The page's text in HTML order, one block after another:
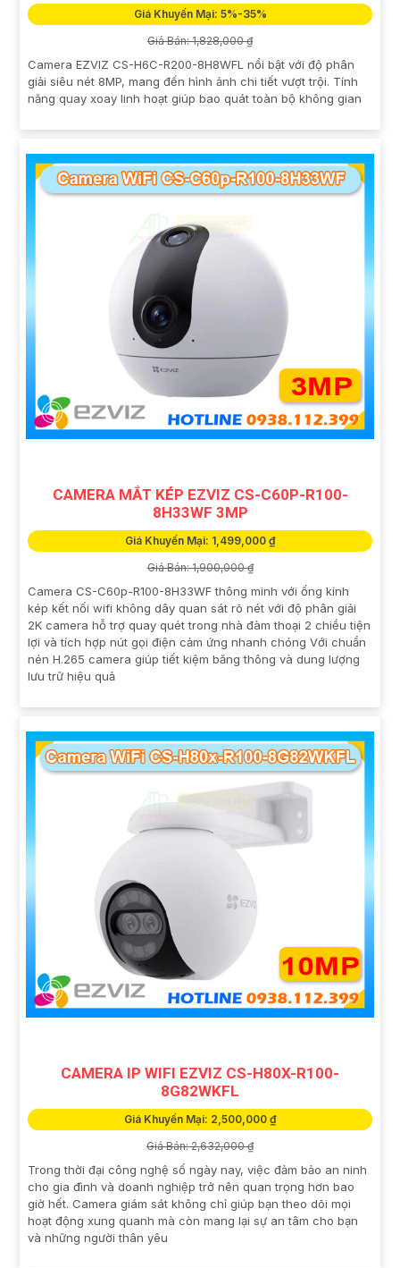
Giá Khuyến Mại: 5%-35%
Giá Bán: 1,828,000 ₫
Camera EZVIZ CS-H6C-R200-8H8WFL nổi bật với độ phân
giải siêu nét 8MP, mang đến hình ảnh chi tiết vượt trội. Tính
năng quay xoay linh hoạt giúp bao quát toàn bộ không gian
CAMERA MẮT KÉP EZVIZ CS-C60P-R100-
8H33WF 3MP
Giá Khuyến Mại: 1,499,000 ₫
Giá Bán: 1,900,000 ₫
Camera CS-C60p-R100-8H33WF thông minh với ống kính
kép kết nối wifi không dây quan sát rõ nét với độ phân giải
2K camera hỗ trợ quay quét trong nhà đàm thoại 2 chiều tiện
lợi và tích hợp nút gọi điện cảm ứng nhanh chóng Với chuẩn
nén H.265 camera giúp tiết kiệm băng thông và dung lượng
lưu trữ hiệu quả
CAMERA IP WIFI EZVIZ CS-H80X-R100-
8G82WKFL
Giá Khuyến Mại: 2,500,000 ₫
Giá Bán: 2,632,000 ₫
Trong thời đại công nghệ số ngày nay, việc đảm bảo an ninh
cho gia đình và doanh nghiệp trở nên quan trọng hơn bao
giờ hết. Camera giám sát không chỉ giúp bạn theo dõi mọi
hoạt động xung quanh mà còn mang lại sự an tâm cho bạn
và những người thân yêu